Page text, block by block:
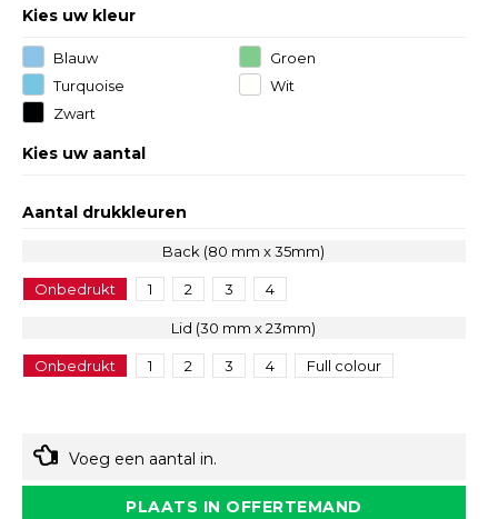
Kies uw kleur
Blauw
Groen
Turquoise
Wit
Zwart
Kies uw aantal
Aantal drukkleuren
Back (80 mm x 35mm)
Onbedrukt 1 2 3 4
Lid (30 mm x 23mm)
Onbedrukt 1 2 3 4 Full colour
Voeg een aantal in.
PLAATS IN OFFERTEMAND